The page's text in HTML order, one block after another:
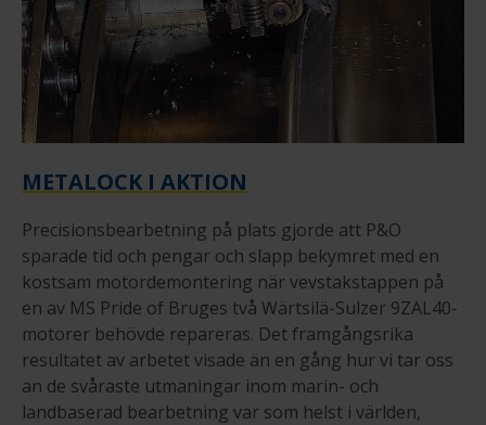
METALOCK I AKTION
Precisionsbearbetning på plats gjorde att P&O
sparade tid och pengar och slapp bekymret med en
kostsam motordemontering när vevstakstappen på
en av MS Pride of Bruges två Wärtsilä-Sulzer 9ZAL40-
motorer behövde repareras. Det framgångsrika
resultatet av arbetet visade än en gång hur vi tar oss
an de svåraste utmaningar inom marin- och
landbaserad bearbetning var som helst i världen,